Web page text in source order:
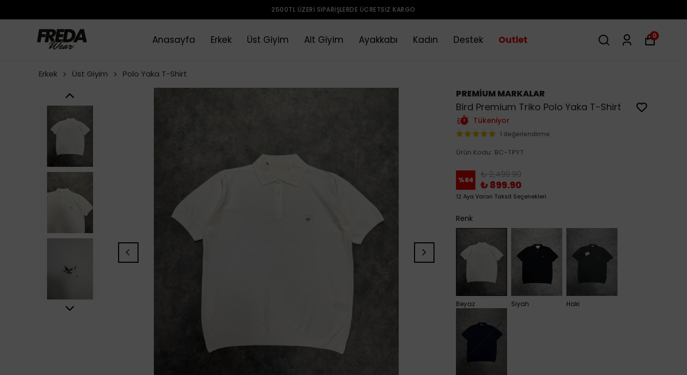
2500TL ÜZERI SIPARIŞLERDE ÜCRETSIZ KARGO
Anasayfa Erkek Üst Giyim Alt Giyim Ayakkabı Kadın Destek Outlet 0
Erkek Üst Giyim Polo Yaka T-Shirt
PREMİUM MARKALAR
Bird Premium Triko Polo Yaka T-Shirt
Tükeniyor
1 değerlendirme
Ürün Kodu: BC-TPYT
%64 ₺ 2,499.90
₺ 899.90
12 Aya Varan Taksit Seçenekleri
Renk
Beyaz Siyah Haki